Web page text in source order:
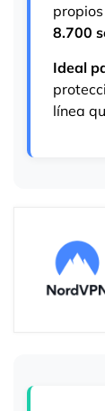
8.700
Ideal
línea